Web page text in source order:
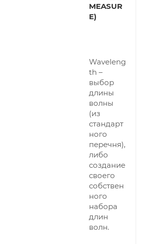
MEASUR
E)
Waveleng
th –
выбор
длины
волны
(из
стандарт
ного
перечня),
либо
создание
своего
собствен
ного
набора
длин
волн.